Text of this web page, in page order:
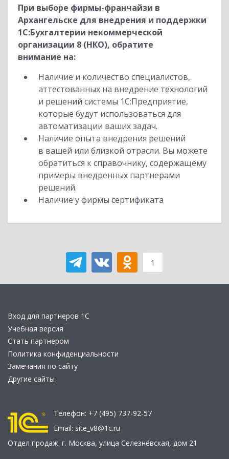
При выборе фирмы-франчайзи в
Архангельске для внедрения и поддержки
1С:Бухгалтерии некоммерческой
организации 8 (НКО), обратите
внимание на:
Наличие и количество специалистов,
аттестованных на внедрение технологий
и решений системы 1С:Предприятие,
которые будут использоваться для
автоматизации ваших задач.
Наличие опыта внедрения решений
в вашей или близкой отрасли. Вы можете
обратиться к справочнику, содержащему
примеры внедренных партнерами
решений.
Наличие у фирмы сертификата
1
Вход для партнеров 1С
Учебная версия
Стать партнером
Политика конфиденциальности
Замечания по сайту
Другие сайты
Телефон: +7 (495) 737-92-57
Email: site_v8@1c.ru
Отдел продаж: г. Москва, улица Селезнёвская, дом 21